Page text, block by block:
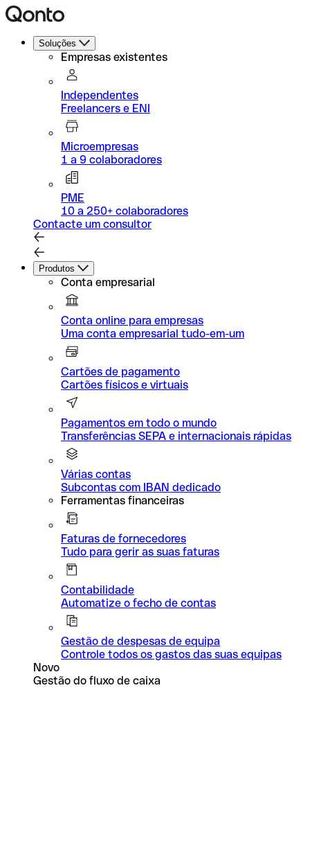
Soluções
Empresas existentes
Independentes
Freelancers e ENI
Microempresas
1 a 9 colaboradores
PME
10 a 250+ colaboradores
Contacte um consultor
Produtos
Conta empresarial
Conta online para empresas
Uma conta empresarial tudo-em-um
Cartões de pagamento
Cartões físicos e virtuais
Pagamentos em todo o mundo
Transferências SEPA e internacionais rápidas
Várias contas
Subcontas com IBAN dedicado
Ferramentas financeiras
Faturas de fornecedores
Tudo para gerir as suas faturas
Contabilidade
Automatize o fecho de contas
Gestão de despesas de equipa
Controle todos os gastos das suas equipas
Novo
Gestão do fluxo de caixa